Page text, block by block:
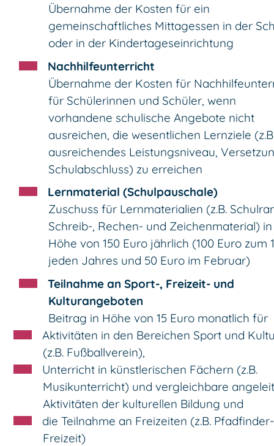
Übernahme der Kosten für ein
gemeinschaftliches Mittagessen in der
oder in der Kindertageseinrichtung
Nachhilfeunterricht
Übernahme der Kosten für
für Schülerinnen und Schüler, wenn
vorhandene schulische Angebote nicht
ausreichen, die wesentlichen Lernziele
ausreichendes Leistungsniveau,
Schulabschluss) zu erreichen
Lernmaterial (Schulpauschale)
Zuschuss für Lernmaterialien (z.B.
Schreib-, Rechen- und Zeichenmaterial) in
Höhe von 150 Euro jährlich (100 Euro zum
jeden Jahres und 50 Euro im Februar)
Teilnahme an Sport-, Freizeit- und
Kulturangeboten
Beitrag in Höhe von 15 Euro monatlich für
Aktivitäten in den Bereichen Sport und
(z.B. Fußballverein),
Unterricht in künstlerischen Fächern (z.B.
Musikunterricht) und vergleichbare
Aktivitäten der kulturellen Bildung und
die Teilnahme an Freizeiten (z.B. Pfadfinder-
Freizeit)